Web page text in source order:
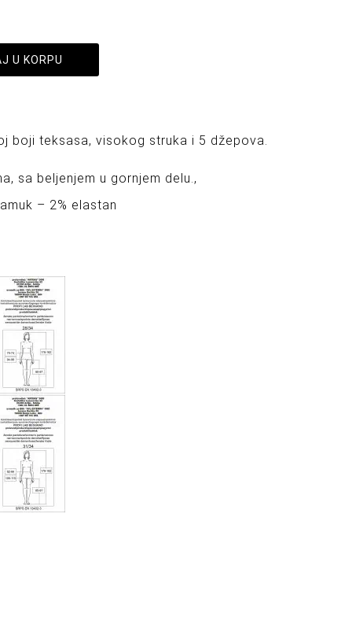
U KORPU
boji teksasa, visokog struka i 5 džepova.
sa beljenjem u gornjem delu.,
– 2% elastan